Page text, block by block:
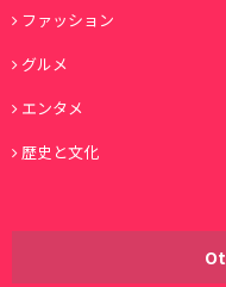
ファッション
グルメ
エンタメ
歴史と文化